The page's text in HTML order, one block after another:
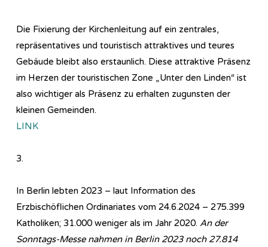
Die Fixierung der Kirchenleitung auf ein zentrales,
repräsentatives und touristisch attraktives und teures
Gebäude bleibt also erstaunlich. Diese attraktive Präsenz
im Herzen der touristischen Zone „Unter den Linden“ ist
also wichtiger als Präsenz zu erhalten zugunsten der
kleinen Gemeinden.
LINK
3.
In Berlin lebten 2023 – laut Information des
Erzbischöflichen Ordinariates vom 24.6.2024 – 275.399
Katholiken; 31.000 weniger als im Jahr 2020. An der
Sonntags-Messe nahmen in Berlin 2023 noch 27.814